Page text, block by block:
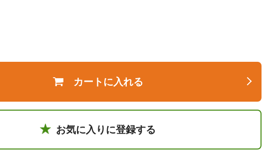
カートに入れる
お気に入りに登録する